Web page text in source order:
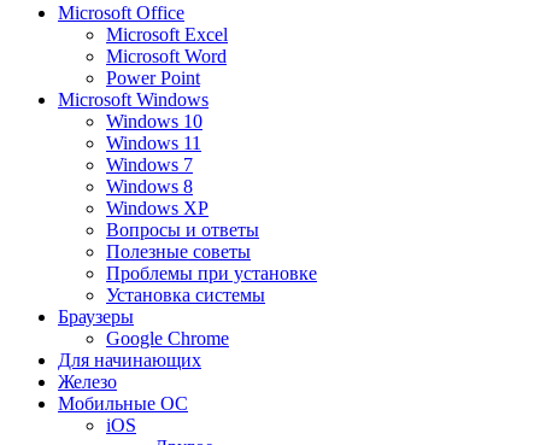
Microsoft Office
Microsoft Excel
Microsoft Word
Power Point
Microsoft Windows
Windows 10
Windows 11
Windows 7
Windows 8
Windows XP
Вопросы и ответы
Полезные советы
Проблемы при установке
Установка системы
Браузеры
Google Chrome
Для начинающих
Железо
Мобильные ОС
iOS